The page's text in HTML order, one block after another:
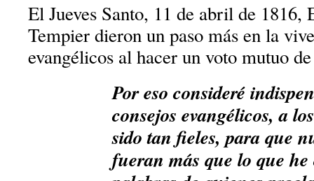
El Jueves Santo, 11 de abril de 1816,
Tempier dieron un paso más en la
evangélicos al hacer un voto mutuo
Por eso consideré
consejos evangélicos, a
sido tan fieles, para que
fueran más que lo que he